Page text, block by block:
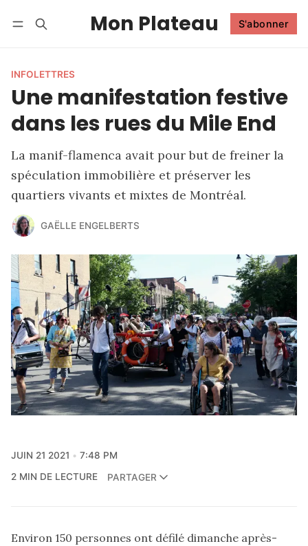
Mon Plateau S'abonner
INFOLETTRES
Une manifestation festive
dans les rues du Mile End
La manif-flamenca avait pour but de freiner la
spéculation immobilière et préserver les
quartiers vivants et mixtes de Montréal.
GAËLLE ENGELBERTS
JUIN 21 2021
7:48 PM
2 MIN DE LECTURE
PARTAGER
Environ 150 personnes ont défilé dimanche après-